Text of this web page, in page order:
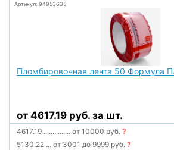
Артикул: 94953635
Пломбировочная лента 50 Формула
от 4617.19 руб. за шт.
4617.19 ............... от 10000 руб.?
5130.22 ... от 3001 до 9999 руб.?